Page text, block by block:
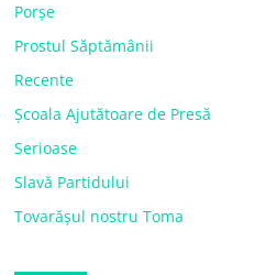
Porșe
Prostul Săptămânii
Recente
Școala Ajutătoare de Presă
Serioase
Slavă Partidului
Tovarășul nostru Toma